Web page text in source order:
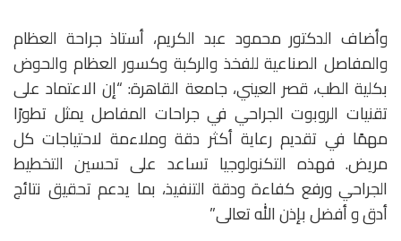
وأضاف الدكتور محمود عبد الكريم، أستاذ جراحة العظام
والمفاصل الصناعية للفخذ والركبة وكسور العظام والحوض
بكلية الطب، قصر العيني، جامعة القاهرة: “إن الاعتماد على
تقنيات الروبوت الجراحي في جراحات المفاصل يمثل تطورًا
مهمًا في تقديم رعاية أكثر دقة وملاءمة لاحتياجات كل
مريض. فهذه التكنولوجيا تساعد على تحسين التخطيط
الجراحي ورفع كفاءة ودقة التنفيذ، بما يدعم تحقيق نتائج
أدق و أفضل بإذن الله تعالى”